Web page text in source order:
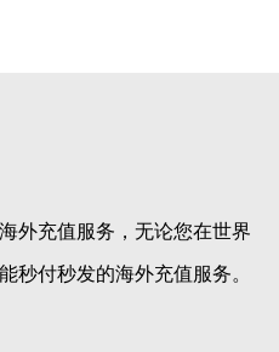
外充值服务，无论您在世界
秒付秒发的海外充值服务。